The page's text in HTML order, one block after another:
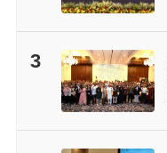
3